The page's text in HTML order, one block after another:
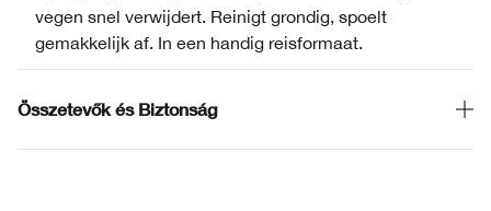
vegen snel verwijdert. Reinigt grondig, spoelt
gemakkelijk af. In een handig reisformaat.
Összetevők és Biztonság